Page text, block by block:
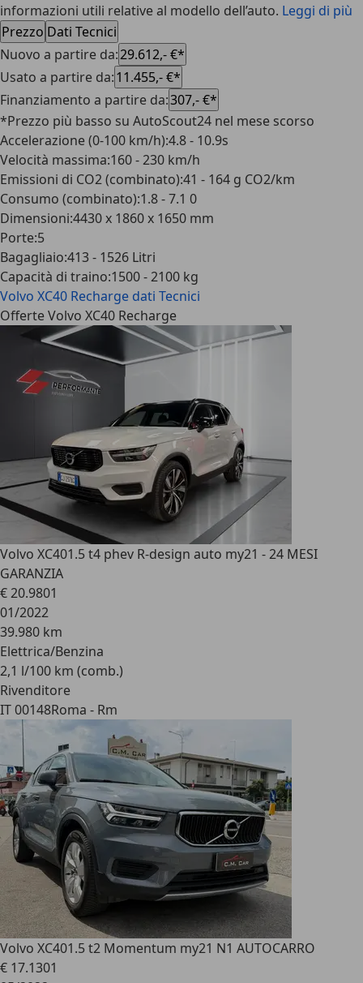
informazioni utili relative al modello dell’auto. Leggi di più
Prezzo Dati Tecnici
Nuovo a partire da:29.612,- €*
Usato a partire da:11.455,- €*
Finanziamento a partire da:307,- €*
*Prezzo più basso su AutoScout24 nel mese scorso
Accelerazione (0-100 km/h):4.8 - 10.9s
Velocità massima:160 - 230 km/h
Emissioni di CO2 (combinato):41 - 164 g CO2/km
Consumo (combinato):1.8 - 7.1 0
Dimensioni:4430 x 1860 x 1650 mm
Porte:5
Bagagliaio:413 - 1526 Litri
Capacità di traino:1500 - 2100 kg
Volvo XC40 Recharge dati Tecnici
Offerte Volvo XC40 Recharge
Volvo XC401.5 t4 phev R-design auto my21 - 24 MESI
GARANZIA
€ 20.9801
01/2022
39.980 km
Elettrica/Benzina
2,1 l/100 km (comb.)
Rivenditore
IT 00148Roma - Rm
Volvo XC401.5 t2 Momentum my21 N1 AUTOCARRO
€ 17.1301